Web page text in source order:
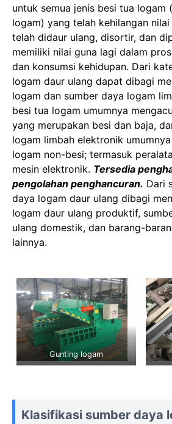
untuk semua jenis besi tua logam
logam) yang telah kehilangan
telah didaur ulang, disortir, dan
memiliki nilai guna lagi dalam
dan konsumsi kehidupan. Dari
logam daur ulang dapat dibagi
logam dan sumber daya logam
besi tua logam umumnya
yang merupakan besi dan baja,
logam limbah elektronik
logam non-besi; termasuk
mesin elektronik. Tersedia
pengolahan penghancuran. Dari
daya logam daur ulang dibagi
logam daur ulang produktif,
ulang domestik, dan barang-
lainnya.
Gunting logam
Klasifikasi sumber daya